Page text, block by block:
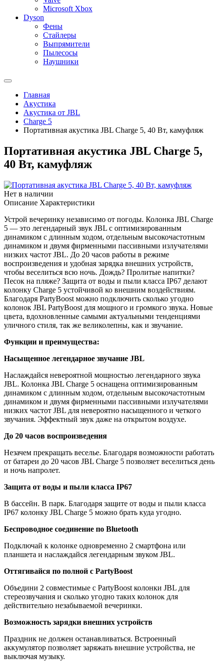
Microsoft Xbox
Dyson
Фены
Стайлеры
Выпрямители
Пылесосы
Наушники
Главная
Акустика
Акустика от JBL
Charge 5
Портативная акустика JBL Charge 5, 40 Вт, камуфляж
Портативная акустика JBL Charge 5,
40 Вт, камуфляж
Нет в наличии
Описание Характеристики
Устрой вечеринку независимо от погоды. Колонка JBL Charge
5 — это легендарный звук JBL с оптимизированным
динамиком с длинным ходом, отдельным высокочастотным
динамиком и двумя фирменными пассивными излучателями
низких частот JBL. До 20 часов работы в режиме
воспроизведения и удобная зарядка внешних устройств,
чтобы веселиться всю ночь. Дождь? Пролитые напитки?
Песок на пляже? Защита от воды и пыли класса IP67 делают
колонку Charge 5 устойчивой ко внешним воздействиям.
Благодаря PartyBoost можно подключить сколько угодно
колонок JBL PartyBoost для мощного и громкого звука. Новые
цвета, вдохновленные самыми актуальными тенденциями
уличного стиля, так же великолепны, как и звучание.
Функции и преимущества:
Насыщенное легендарное звучание JBL
Наслаждайся невероятной мощностью легендарного звука
JBL. Колонка JBL Charge 5 оснащена оптимизированным
динамиком с длинным ходом, отдельным высокочастотным
динамиком и двумя фирменными пассивными излучателями
низких частот JBL для невероятно насыщенного и четкого
звучания. Эффектный звук даже на открытом воздухе.
До 20 часов воспроизведения
Незачем прекращать веселье. Благодаря возможности работать
от батареи до 20 часов JBL Charge 5 позволяет веселиться день
и ночь напролет.
Защита от воды и пыли класса IP67
В бассейн. В парк. Благодаря защите от воды и пыли класса
IP67 колонку JBL Charge 5 можно брать куда угодно.
Беспроводное соединение по Bluetooth
Подключай к колонке одновременно 2 смартфона или
планшета и наслаждайся легендарным звуком JBL.
Оттягивайся по полной с PartyBoost
Объедини 2 совместимые с PartyBoost колонки JBL для
стереозвучания и сколько угодно таких колонок для
действительно незабываемой вечеринки.
Возможность зарядки внешних устройств
Праздник не должен останавливаться. Встроенный
аккумулятор позволяет заряжать внешние устройства, не
выключая музыку.